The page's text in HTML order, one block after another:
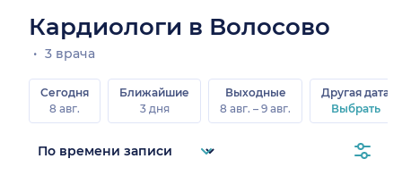
Кардиологи в Волосово
3 врача
Сегодня
8 авг.
Ближайшие
3 дня
Выходные
8 авг. – 9 авг.
Другая дата
Выбрать